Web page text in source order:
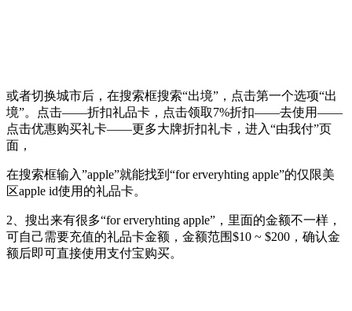
或者切换城市后，在搜索框搜索“出境”，点击第一个选项“出
境”。点击——折扣礼品卡，点击领取7%折扣——去使用——
点击优惠购买礼卡——更多大牌折扣礼卡，进入“由我付”页
面，
在搜索框输入”apple”就能找到“for erveryhting apple”的仅限美
区apple id使用的礼品卡。
2、搜出来有很多“for erveryhting apple”，里面的金额不一样，
可自己需要充值的礼品卡金额，金额范围$10 ~ $200，确认金
额后即可直接使用支付宝购买。